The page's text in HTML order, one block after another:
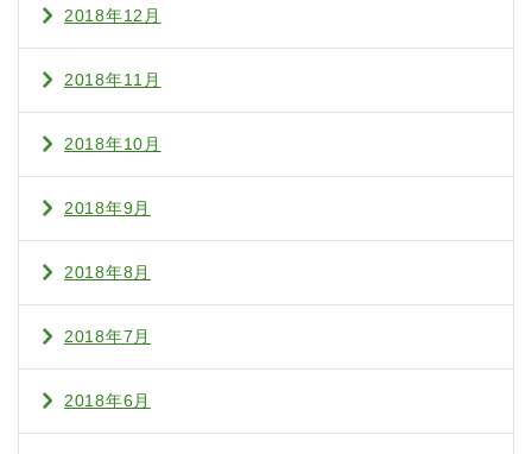
2018年12月
2018年11月
2018年10月
2018年9月
2018年8月
2018年7月
2018年6月